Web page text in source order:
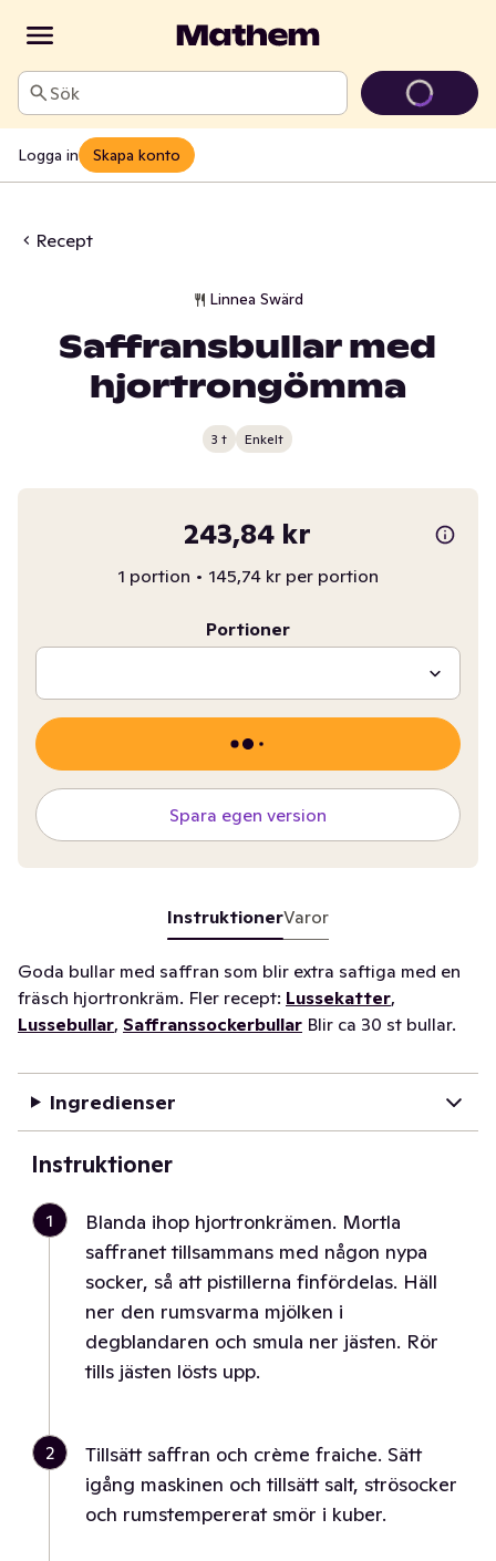
Sök
Logga in Skapa konto
Recept
Linnea Swärd
Saffransbullar med
hjortrongömma
3 t Enkelt
243,84 kr
1 portion • 145,74 kr per portion
Portioner
Spara egen version
InstruktionerVaror
Goda bullar med saffran som blir extra saftiga med en
fräsch hjortronkräm. Fler recept: Lussekatter,
Lussebullar, Saffranssockerbullar Blir ca 30 st bullar.
Ingredienser
Instruktioner
1
Blanda ihop hjortronkrämen. Mortla
saffranet tillsammans med någon nypa
socker, så att pistillerna finfördelas. Häll
ner den rumsvarma mjölken i
degblandaren och smula ner jästen. Rör
tills jästen lösts upp.
2
Tillsätt saffran och crème fraiche. Sätt
igång maskinen och tillsätt salt, strösocker
och rumstempererat smör i kuber.